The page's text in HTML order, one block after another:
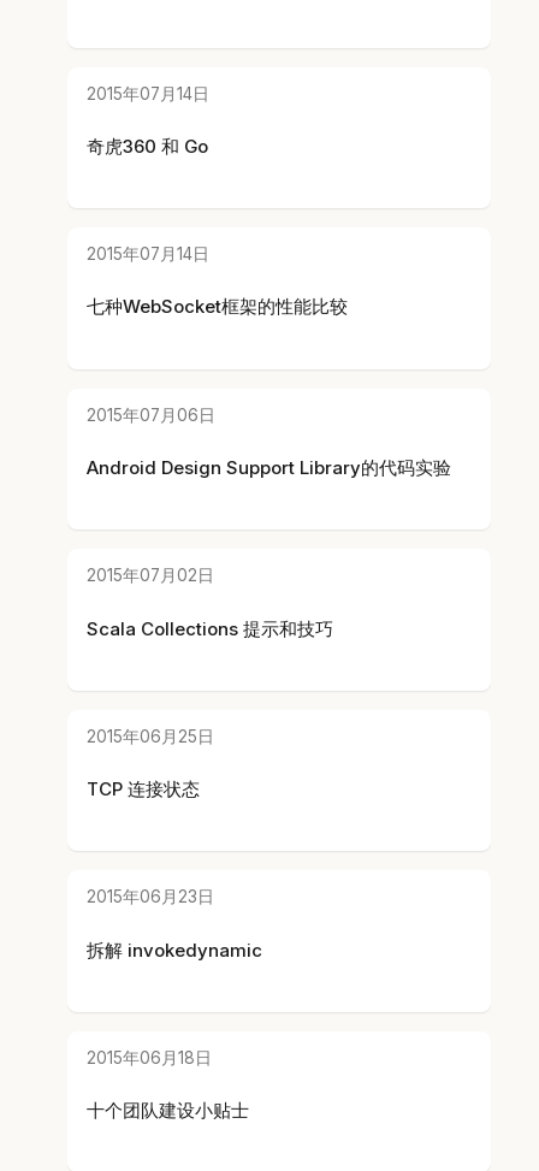
2015年07月14日
奇虎360 和 Go
2015年07月14日
七种WebSocket框架的性能比较
2015年07月06日
Android Design Support Library的代码实验
2015年07月02日
Scala Collections 提示和技巧
2015年06月25日
TCP 连接状态
2015年06月23日
拆解 invokedynamic
2015年06月18日
十个团队建设小贴士